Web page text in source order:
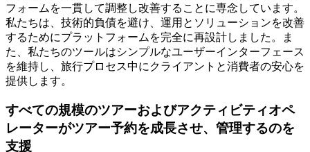
フォームを一貫して調整し改善することに専念しています。
私たちは、技術的負債を避け、運用とソリューションを改善
するためにプラットフォームを完全に再設計しました。ま
た、私たちのツールはシンプルなユーザーインターフェース
を維持し、旅行プロセス中にクライアントと消費者の安心を
提供します。
すべての規模のツアーおよびアクティビティオペ
レーターがツアー予約を成長させ、管理するのを
支援